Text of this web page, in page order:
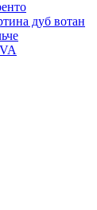
дуб вотан